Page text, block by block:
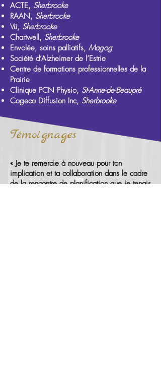
ACTE, Sherbrooke
RAAN, Sherbrooke
Vü, Sherbrooke
Chartwell, Sherbrooke
Envolée, soins palliatifs, Magog
Société d’Alzheimer de l’Estrie
Centre de formations professionnelles de la
Prairie
Clinique PCN Physio, St-Anne-de-Beaupré
Cogeco Diffusion Inc, Sherbrooke
Témoignages
« Je te remercie à nouveau pour ton
implication et ta collaboration dans le cadre
de la rencontre de planification que je tenais